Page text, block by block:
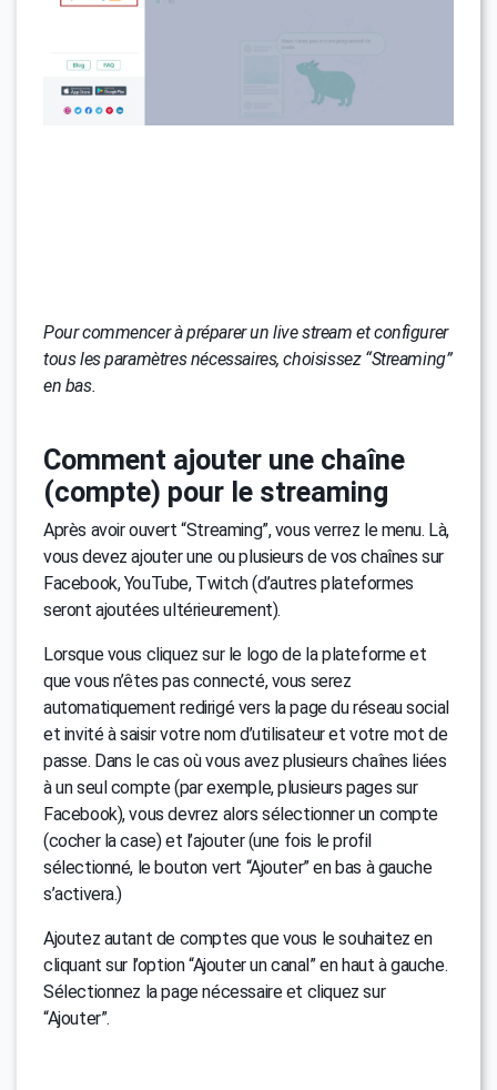
Pour commencer à préparer un live stream et configurer
tous les paramètres nécessaires, choisissez “Streaming”
en bas.
Comment ajouter une chaîne
(compte) pour le streaming
Après avoir ouvert “Streaming”, vous verrez le menu. Là,
vous devez ajouter une ou plusieurs de vos chaînes sur
Facebook, YouTube, Twitch (d’autres plateformes
seront ajoutées ultérieurement).
Lorsque vous cliquez sur le logo de la plateforme et
que vous n’êtes pas connecté, vous serez
automatiquement redirigé vers la page du réseau social
et invité à saisir votre nom d’utilisateur et votre mot de
passe. Dans le cas où vous avez plusieurs chaînes liées
à un seul compte (par exemple, plusieurs pages sur
Facebook), vous devrez alors sélectionner un compte
(cocher la case) et l’ajouter (une fois le profil
sélectionné, le bouton vert “Ajouter” en bas à gauche
s’activera.)
Ajoutez autant de comptes que vous le souhaitez en
cliquant sur l’option “Ajouter un canal” en haut à gauche.
Sélectionnez la page nécessaire et cliquez sur
“Ajouter”.